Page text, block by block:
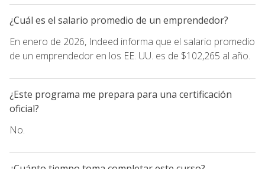
¿Cuál es el salario promedio de un emprendedor?
En enero de 2026, Indeed informa que el salario promedio
de un emprendedor en los EE. UU. es de $102,265 al año.
¿Este programa me prepara para una certificación
oficial?
No.